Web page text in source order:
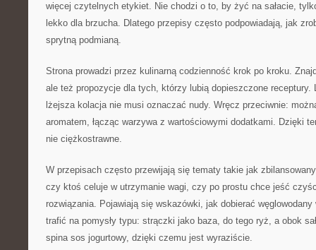
więcej czytelnych etykiet. Nie chodzi o to, by żyć na sałacie,
lekko dla brzucha. Dlatego przepisy często podpowiadają, jak
sprytną podmianą.
Strona prowadzi przez kulinarną codzienność krok po kroku.
ale też propozycje dla tych, którzy lubią dopieszczone receptury.
lżejsza kolacja nie musi oznaczać nudy. Wręcz przeciwnie:
aromatem, łącząc warzywa z wartościowymi dodatkami. Dzięki
nie ciężkostrawne.
W przepisach często przewijają się tematy takie jak
czy ktoś celuje w utrzymanie wagi, czy po prostu chce jeść
rozwiązania. Pojawiają się wskazówki, jak dobierać
trafić na pomysły typu: strączki jako baza, do tego ryż, a obok
spina sos jogurtowy, dzięki czemu jest wyraziście.